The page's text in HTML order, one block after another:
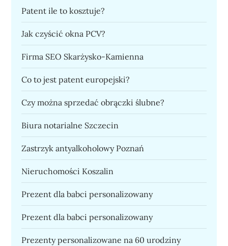
Patent ile to kosztuje?
Jak czyścić okna PCV?
Firma SEO Skarżysko-Kamienna
Co to jest patent europejski?
Czy można sprzedać obrączki ślubne?
Biura notarialne Szczecin
Zastrzyk antyalkoholowy Poznań
Nieruchomości Koszalin
Prezent dla babci personalizowany
Prezent dla babci personalizowany
Prezenty personalizowane na 60 urodziny